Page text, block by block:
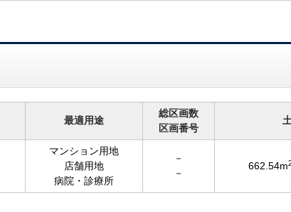
最適用途
総区画数
区画番号
マンション用地
店舗用地
病院・診療所
－
－
662.54m